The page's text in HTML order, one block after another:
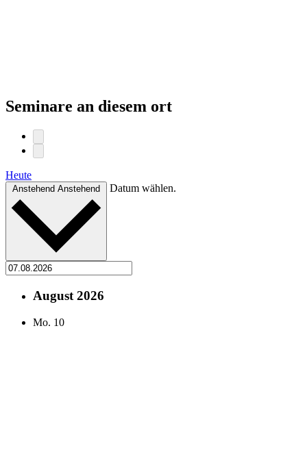
Seminare an diesem ort
Heute
Anstehend Anstehend Datum wählen.
August 2026
Mo. 10